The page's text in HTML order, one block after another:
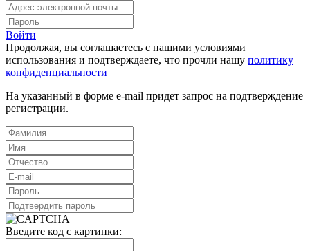
Войти
Продолжая, вы соглашаетесь с нашими условиями
использования и подтверждаете, что прочли нашу политику
конфиденциальности
На указанный в форме e-mail придет запрос на подтверждение
регистрации.
Введите код с картинки: